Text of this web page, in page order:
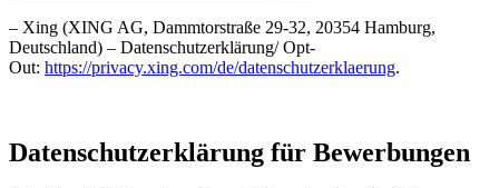
– Xing (XING AG, Dammtorstraße 29-32, 20354 Hamburg,
Deutschland) – Datenschutzerklärung/ Opt-
Out: https://privacy.xing.com/de/datenschutzerklaerung.
Datenschutzerklärung für Bewerbungen